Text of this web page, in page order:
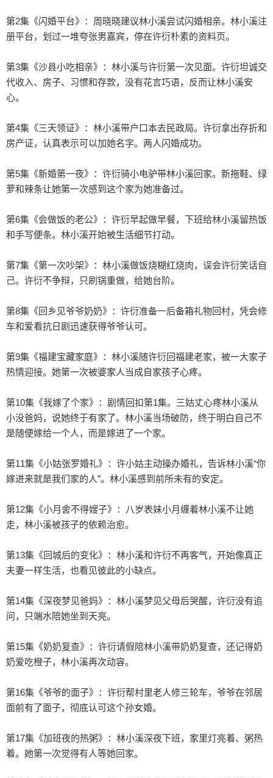
第2集《闪婚平台》：周晓晓建议林小溪尝试闪婚相亲。林小溪注
册平台，划过一堆夸张男嘉宾，停在许衍朴素的资料页。
第3集《沙县小吃相亲》：林小溪与许衍第一次见面。许衍坦诚交
代收入、房子、习惯和存款，没有花言巧语，反而让林小溪安
心。
第4集《三天领证》：林小溪带户口本去民政局。许衍拿出存折和
房产证，认真表示可以加她名字。两人闪婚成功。
第5集《新婚第一夜》：许衍骑小电驴带林小溪回家。新拖鞋、绿
萝和辣条让她第一次感到这个家为她准备过。
第6集《会做饭的老公》：许衍早起做早餐，下班给林小溪留热饭
和手写便条。林小溪开始被生活细节打动。
第7集《第一次吵架》：林小溪做饭烧糊红烧肉，误会许衍笑话自
己。许衍不争辩，只刷锅重做，给她台阶。
第8集《回乡见爷爷奶奶》：许衍准备一后备箱礼物回村，凭会修
车和爱看抗日剧迅速获得爷爷认可。
第9集《福建宝藏家庭》：林小溪随许衍回福建老家，被一大家子
热情迎接。她第一次被婆家人当成自家孩子心疼。
第10集《我嫁了个家》：剧情回扣第1集。三姑丈心疼林小溪从
小没爸妈，说她终于有家了。林小溪当场破防，终于明白自己不
是随便嫁给一个人，而是嫁进了一个家。
第11集《小姑张罗婚礼》：许小姑主动操办婚礼，告诉林小溪“你
嫁进来就是我们家的人”。林小溪感到前所未有的安定。
第12集《小月舍不得嫂子》：八岁表妹小月缠着林小溪不让她
走，林小溪被孩子的依赖治愈。
第13集《回城后的变化》：林小溪和许衍不再客气，开始像真正
夫妻一样生活，也看见彼此的小缺点。
第14集《深夜梦见爸妈》：林小溪梦见父母后哭醒，许衍没有追
问，只端水陪她坐到天亮。
第15集《奶奶复查》：许衍请假陪林小溪带奶奶复查，还记得奶
奶爱吃橙子，林小溪再次动容。
第16集《爷爷的面子》：许衍帮村里老人修三轮车，爷爷在邻居
面前有了面子，彻底认可这个孙女婚。
第17集《加班夜的热粥》：林小溪深夜下班，家里灯亮着、粥热
着。她第一次觉得有人等她回家。